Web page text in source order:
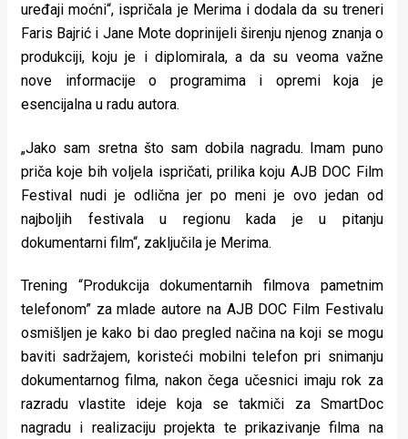
uređaji moćni“, ispričala je Merima i dodala da su treneri
Faris Bajrić i Jane Mote doprinijeli širenju njenog znanja o
produkciji, koju je i diplomirala, a da su veoma važne
nove informacije o programima i opremi koja je
esencijalna u radu autora.
„Jako sam sretna što sam dobila nagradu. Imam puno
priča koje bih voljela ispričati, prilika koju AJB DOC Film
Festival nudi je odlična jer po meni je ovo jedan od
najboljih festivala u regionu kada je u pitanju
dokumentarni film“, zaključila je Merima.
Trening “Produkcija dokumentarnih filmova pametnim
telefonom” za mlade autore na AJB DOC Film Festivalu
osmišljen je kako bi dao pregled načina na koji se mogu
baviti sadržajem, koristeći mobilni telefon pri snimanju
dokumentarnog filma, nakon čega učesnici imaju rok za
razradu vlastite ideje koja se takmiči za SmartDoc
nagradu i realizaciju projekta te prikazivanje filma na